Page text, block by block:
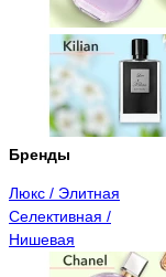
Бренды
Люкс / Элитная
Селективная /
Нишевая